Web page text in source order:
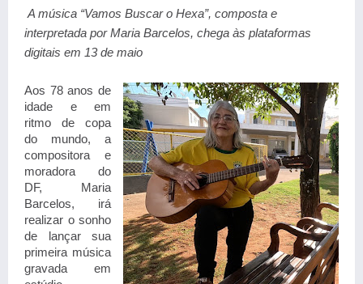
A música “Vamos Buscar o Hexa”, composta e
interpretada por Maria Barcelos, chega às plataformas
digitais em 13 de maio
Aos 78 anos de
idade e em
ritmo de copa
do mundo, a
compositora e
moradora do
DF, Maria
Barcelos,
irá
realizar o sonho
de lançar sua
primeira música
gravada em